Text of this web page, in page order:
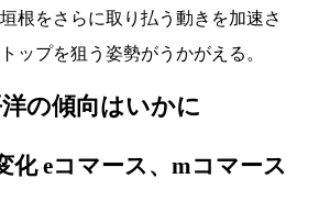
根をさらに取り払う動きを加速さ
ップを狙う姿勢がうかがえる。
の傾向はいかに
化 eコマース、mコマース